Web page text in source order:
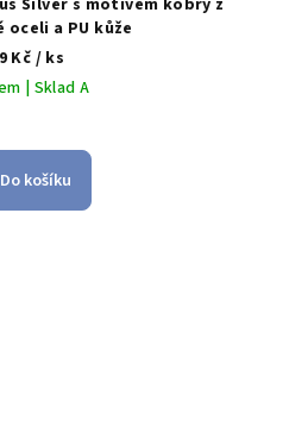
Silver s motivem kobry z
a PU kůže
Kč / ks
| Sklad A
Do košíku